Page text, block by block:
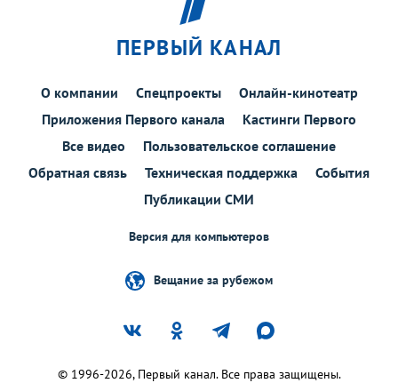
ПЕРВЫЙ КАНАЛ
О компании Спецпроекты
Онлайн-кинотеатр
Приложения Первого канала
Кастинги Первого
Все видео
Пользовательское соглашение
Обратная связь
Техническая поддержка
События
Публикации СМИ
Версия для компьютеров
Вещание за рубежом
© 1996-2026, Первый канал. Все права защищены.